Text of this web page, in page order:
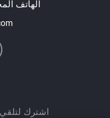
الهاتف
اشترك لتلقي